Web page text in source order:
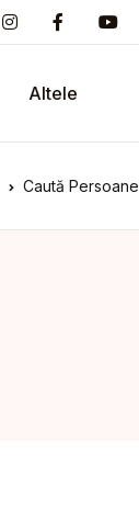
Altele
Caută Persoane